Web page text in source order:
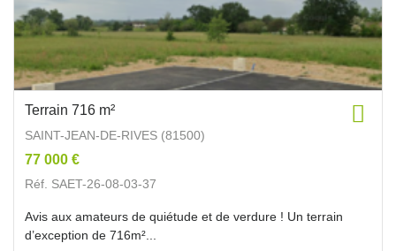
Terrain 716 m²
SAINT-JEAN-DE-RIVES (81500)
77 000 €
Réf. SAET-26-08-03-37
Avis aux amateurs de quiétude et de verdure ! Un terrain
d’exception de 716m²...